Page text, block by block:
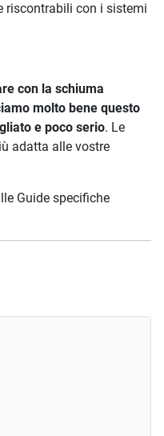
riscontrabili con i sistemi
con la schiuma
molto bene questo
e poco serio. Le
adatta alle vostre
Guide specifiche